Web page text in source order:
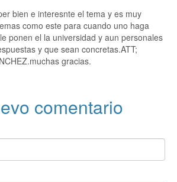
bien e interesnte el tema y es muy
como este para cuando uno haga
ponen el la universidad y aun personales
y que sean concretas.ATT;
gracias.
comentario